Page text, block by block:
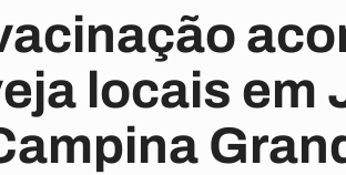
locais em